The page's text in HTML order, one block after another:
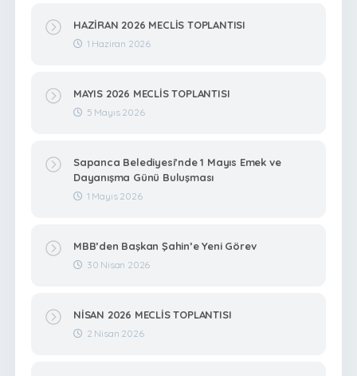
HAZİRAN 2026 MECLİS TOPLANTISI
1 Haziran 2026
MAYIS 2026 MECLİS TOPLANTISI
5 Mayıs 2026
Sapanca Belediyesi’nde 1 Mayıs Emek ve
Dayanışma Günü Buluşması
1 Mayıs 2026
MBB’den Başkan Şahin’e Yeni Görev
30 Nisan 2026
NİSAN 2026 MECLİS TOPLANTISI
2 Nisan 2026